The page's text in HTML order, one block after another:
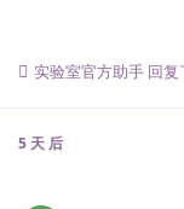
实验室官方助手 回复
5 天 后